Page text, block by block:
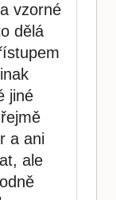
vzorné
dělá
jiné
a ani
ale